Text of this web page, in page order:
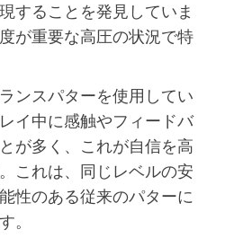
することを発見していま
が重要な高圧の状況で特
ンスパターを使用してい
イ中に感触やフィードバ
が多く、これが自信を高
これは、同じレベルの安
性のある従来のパターに
。